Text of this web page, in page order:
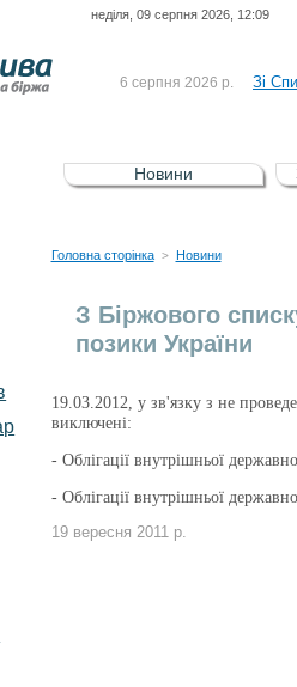
неділя, 09 серпня 2026, 12:09
6 серпня 2026 р. Зі
5 серпня 2026 р.
Зі
UA4000232607)
4 серпня 2026 р.
Новини
Головна сторінка > Новини
З Біржового
позики України
19.03.2012, у зв'язку з не
виключені:
- Облігації внутрішньої
- Облігації внутрішньої
19 вересня 2011 р.